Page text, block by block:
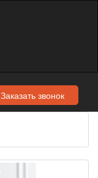
Заказать звонок